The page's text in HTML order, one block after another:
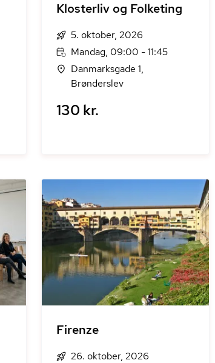
Klosterliv og Folketing
5. oktober, 2026
Mandag, 09:00 - 11:45
Danmarksgade 1,
Brønderslev
130 kr.
Firenze
26. oktober, 2026